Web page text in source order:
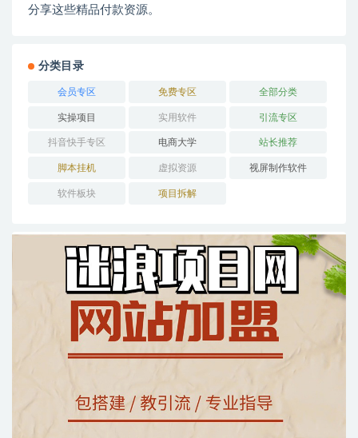
分享这些精品付款资源。
分类目录
会员专区 免费专区 全部分类
实操项目 实用软件 引流专区
抖音快手专区 电商大学 站长推荐
脚本挂机 虚拟资源 视屏制作软件
软件板块 项目拆解